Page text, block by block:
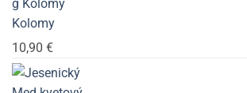
Kolomy
10,90 €